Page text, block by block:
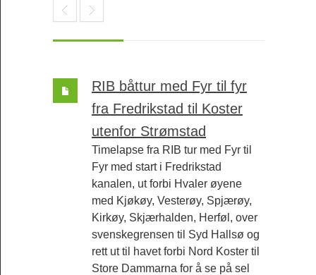
RIB båttur med Fyr til fyr
fra Fredrikstad til Koster
utenfor Strømstad
Timelapse fra RIB tur med Fyr til
Fyr med start i Fredrikstad
kanalen, ut forbi Hvaler øyene
med Kjøkøy, Vesterøy, Spjærøy,
Kirkøy, Skjærhalden, Herføl, over
svenskegrensen til Syd Hallsø og
rett ut til havet forbi Nord Koster til
Store Dammarna for å se på sel